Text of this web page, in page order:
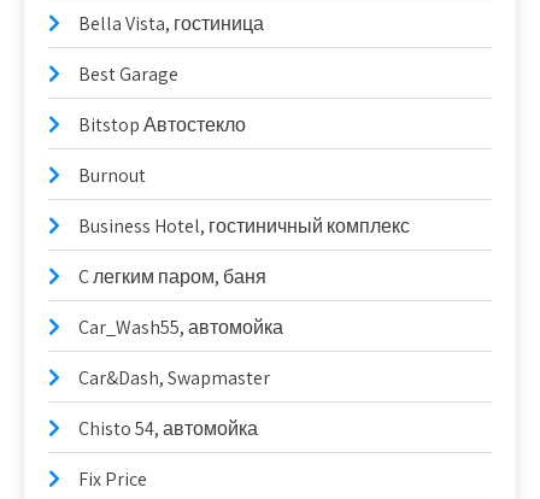
Bella Vista, гостиница
Best Garage
Bitstop Автостекло
Burnout
Business Hotel, гостиничный комплекс
C легким паром, баня
Car_Wash55, автомойка
Car&Dash, Swapmaster
Chisto 54, автомойка
Fix Price